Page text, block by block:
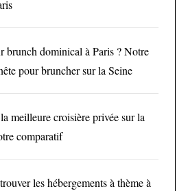
brunch dominical à Paris ? Notre
pour bruncher sur la Seine
meilleure croisière privée sur la
comparatif
les hébergements à thème à